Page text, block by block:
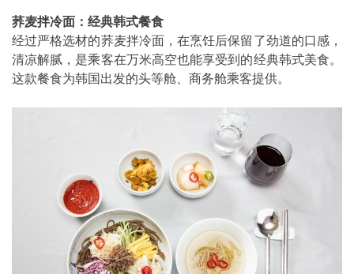
荞麦拌冷面：经典韩式餐食
经过严格选材的荞麦拌冷面，在烹饪后保留了劲道的口感，
清凉解腻，是乘客在万米高空也能享受到的经典韩式美食。
这款餐食为韩国出发的头等舱、商务舱乘客提供。